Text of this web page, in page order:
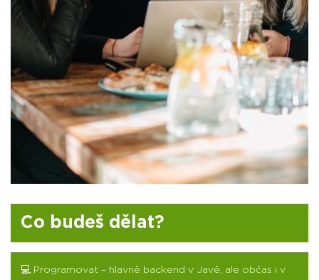
Co budeš dělat?
💻 Programovat – hlavně backend v Javě, ale občas i v